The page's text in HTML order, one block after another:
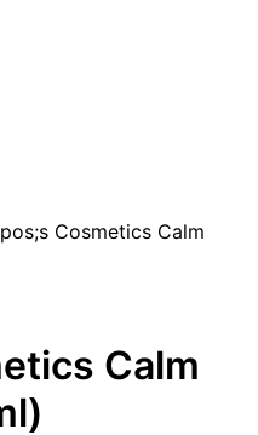
Cosmetics Calm
Calm